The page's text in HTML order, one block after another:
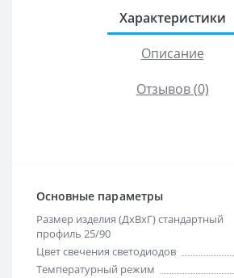
Характеристики
Описание
Отзывов (0)
Основные параметры
Размер изделия (ДхВхГ) стандартный
профиль 25/90
Цвет свечения светодиодов
Температурный режим